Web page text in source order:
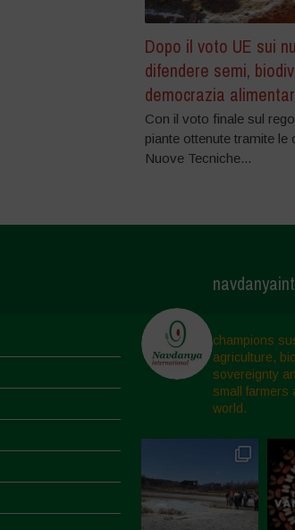
Dopo il voto UE sui
difendere semi,
democrazia
Con il voto finale sul
piante ottenute tramite le
Nuove Tecniche...
champions
agriculture,
sovereignty
small farmers
world.